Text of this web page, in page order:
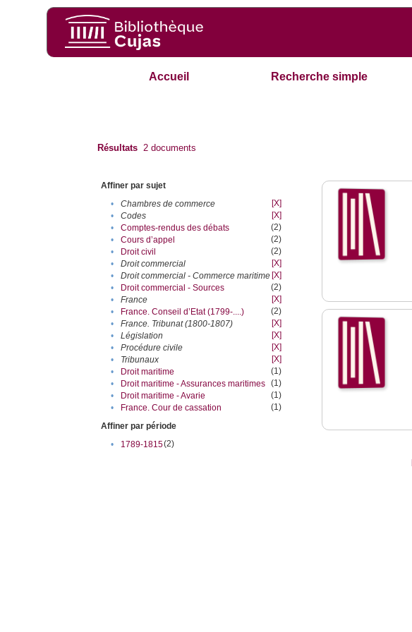
Accueil Recherche simple
Résultats 2 documents
Affiner par sujet
•
Chambres de commerce
[X]
•
Codes
[X]
•
Comptes-rendus des débats
(2)
•
Cours d’appel
(2)
•
Droit civil
(2)
•
Droit commercial
[X]
•
Droit commercial - Commerce maritime [X]
•
Droit commercial - Sources
(2)
•
France
[X]
•
France. Conseil d’Etat (1799-....)
(2)
•
France. Tribunat (1800-1807)
[X]
•
Législation
[X]
•
Procédure civile
[X]
•
Tribunaux
[X]
•
Droit maritime
(1)
•
Droit maritime - Assurances maritimes (1)
•
Droit maritime - Avarie
(1)
•
France. Cour de cassation
(1)
Affiner par période
•
1789-1815(2)